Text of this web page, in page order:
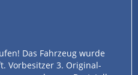
Das Fahrzeug wurde
Vorbesitzer 3. Original-